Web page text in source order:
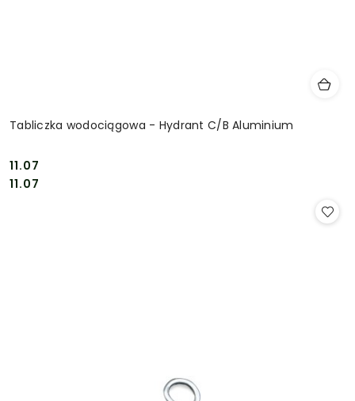
Tabliczka wodociągowa - Hydrant C/B Aluminium
Cena:
11.07
Cena:
11.07